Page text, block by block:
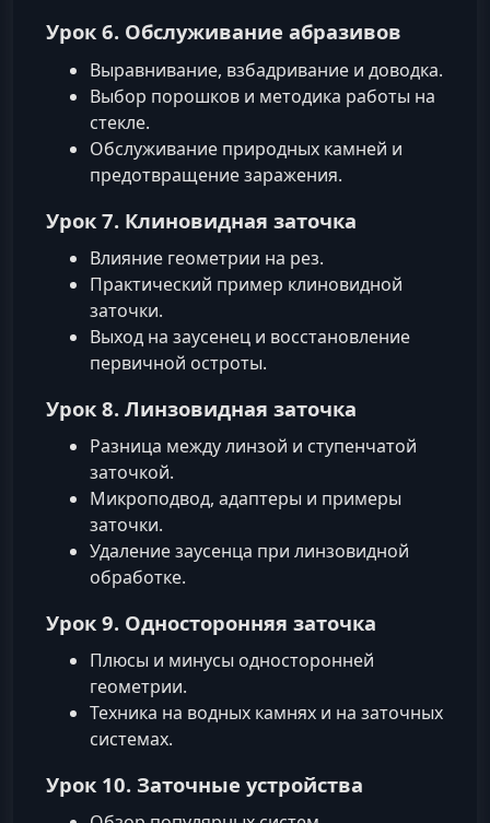
Урок 6. Обслуживание абразивов
Выравнивание, взбадривание и доводка.
Выбор порошков и методика работы на
стекле.
Обслуживание природных камней и
предотвращение заражения.
Урок 7. Клиновидная заточка
Влияние геометрии на рез.
Практический пример клиновидной
заточки.
Выход на заусенец и восстановление
первичной остроты.
Урок 8. Линзовидная заточка
Разница между линзой и ступенчатой
заточкой.
Микроподвод, адаптеры и примеры
заточки.
Удаление заусенца при линзовидной
обработке.
Урок 9. Односторонняя заточка
Плюсы и минусы односторонней
геометрии.
Техника на водных камнях и на заточных
системах.
Урок 10. Заточные устройства